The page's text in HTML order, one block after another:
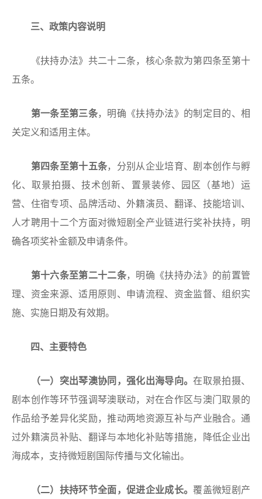
三、政策内容说明
《扶持办法》共二十二条，核心条款为第四条至第十
五条。
第一条至第三条，明确《扶持办法》的制定目的、相
关定义和适用主体。
第四条至第十五条，分别从企业培育、剧本创作与孵
化、取景拍摄、技术创新、置景装修、园区（基地）运
营、住宿专项、品牌活动、外籍演员、翻译、技能培训、
人才聘用十二个方面对微短剧全产业链进行奖补扶持，明
确各项奖补金额及申请条件。
第十六条至第二十二条，明确《扶持办法》的前置管
理、资金来源、适用原则、申请流程、资金监督、组织实
施、实施日期及有效期。
四、主要特色
（一）突出琴澳协同 ，强化出海导向。在取景拍摄、
剧本创作等环节强调琴澳联动，对在合作区与澳门取景的
作品给予差异化奖励，推动两地资源互补与产业融合。通
过外籍演员补贴、翻译与本地化补贴等措施，降低企业出
海成本，支持微短剧国际传播与文化输出。
（二） 扶持环节全面 ，促进企业成长。覆盖微短剧产